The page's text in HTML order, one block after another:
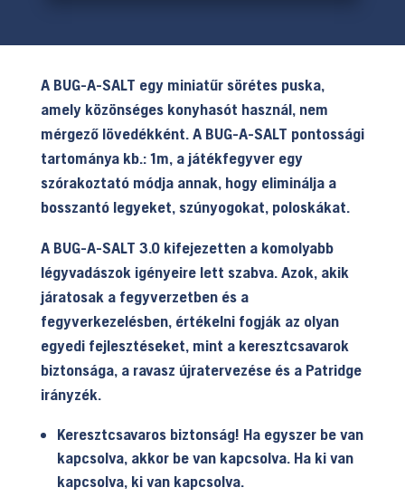
A BUG-A-SALT egy miniatűr sörétes puska,
amely közönséges konyhasót használ, nem
mérgező lövedékként. A BUG-A-SALT pontossági
tartománya kb.: 1m, a játékfegyver egy
szórakoztató módja annak, hogy eliminálja a
bosszantó legyeket, szúnyogokat, poloskákat.
A BUG-A-SALT 3.0 kifejezetten a komolyabb
légyvadászok igényeire lett szabva. Azok, akik
járatosak a fegyverzetben és a
fegyverkezelésben, értékelni fogják az olyan
egyedi fejlesztéseket, mint a keresztcsavarok
biztonsága, a ravasz újratervezése és a Patridge
irányzék.
Keresztcsavaros biztonság! Ha egyszer be van
kapcsolva, akkor be van kapcsolva. Ha ki van
kapcsolva, ki van kapcsolva.